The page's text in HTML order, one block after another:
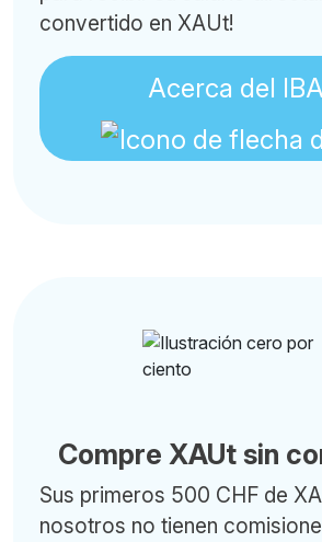
convertido en XAUt!
Acerca del
Compre XAUt sin
Sus primeros 500 CHF de
nosotros no tienen